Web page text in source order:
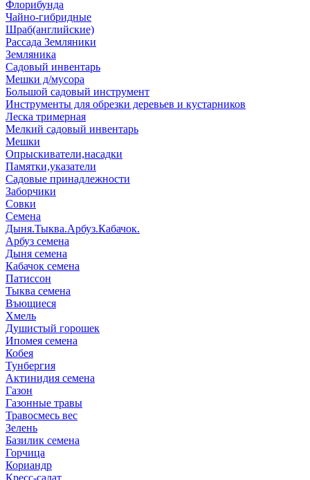
Флорибунда
Чайно-гибридные
Шраб(английские)
Рассада Земляники
Земляника
Садовый инвентарь
Мешки д/мусора
Большой садовый инструмент
Инструменты для обрезки деревьев и кустарников
Леска тримерная
Мелкий садовый инвентарь
Мешки
Опрыскиватели,насадки
Памятки,указатели
Садовые принадлежности
Заборчики
Совки
Семена
Дыня.Тыква.Арбуз.Кабачок.
Арбуз семена
Дыня семена
Кабачок семена
Патиссон
Тыква семена
Въющиеся
Хмель
Душистый горошек
Ипомея семена
Кобея
Тунбергия
Актинидия семена
Газон
Газонные травы
Травосмесь вес
Зелень
Базилик семена
Горчица
Кориандр
Кресс-салат